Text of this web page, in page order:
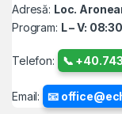
Adresă: Loc.
Program: L – V:
Telefon: 📞
Email: 📧